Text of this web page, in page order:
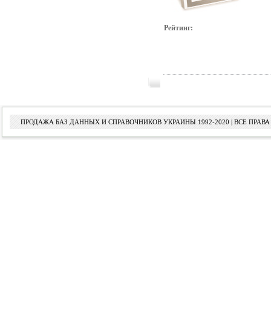
Рейтинг:
ПРОДАЖА БАЗ ДАННЫХ И СПРАВОЧНИКОВ УКРАИНЫ 1992-2020 | ВСЕ